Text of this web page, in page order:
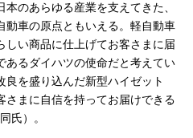
のあらゆる産業を支えてきた、
動車の原点ともいえる。軽自動車
しい商品に仕上げてお客さまに届
あるダイハツの使命だと考えてい
を盛り込んだ新型ハイゼット
さまに自信を持ってお届けできる
氏）。